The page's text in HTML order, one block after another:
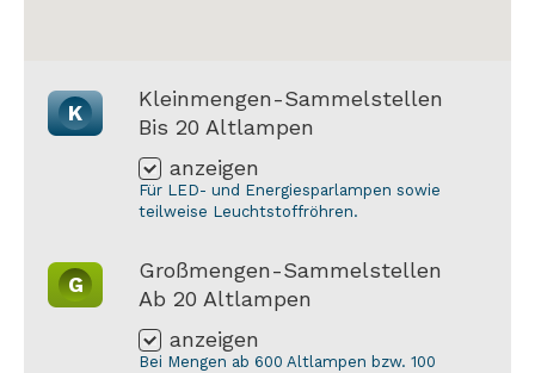
K
Kleinmengen-Sammelstellen
Bis 20 Altlampen
anzeigen
Für LED- und Energiesparlampen sowie
teilweise Leuchtstoffröhren.
G
Großmengen-Sammelstellen
Ab 20 Altlampen
anzeigen
Bei Mengen ab 600 Altlampen bzw. 100